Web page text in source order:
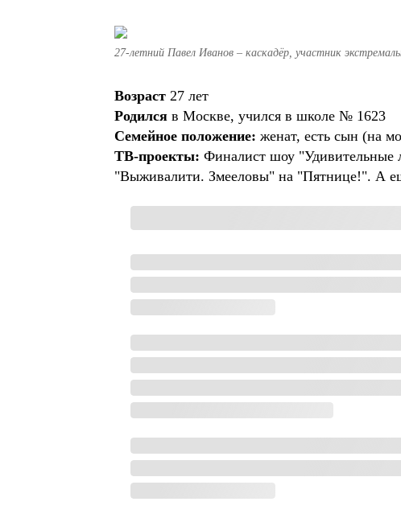
27-летний Павел Иванов – каскадёр, участник
Возраст 27 лет
Родился в Москве, учился в школе № 1623
Семейное положение: женат, есть сын (на
ТВ-проекты: Финалист шоу "Удивительные
"Выживалити. Змееловы" на "Пятнице!". А